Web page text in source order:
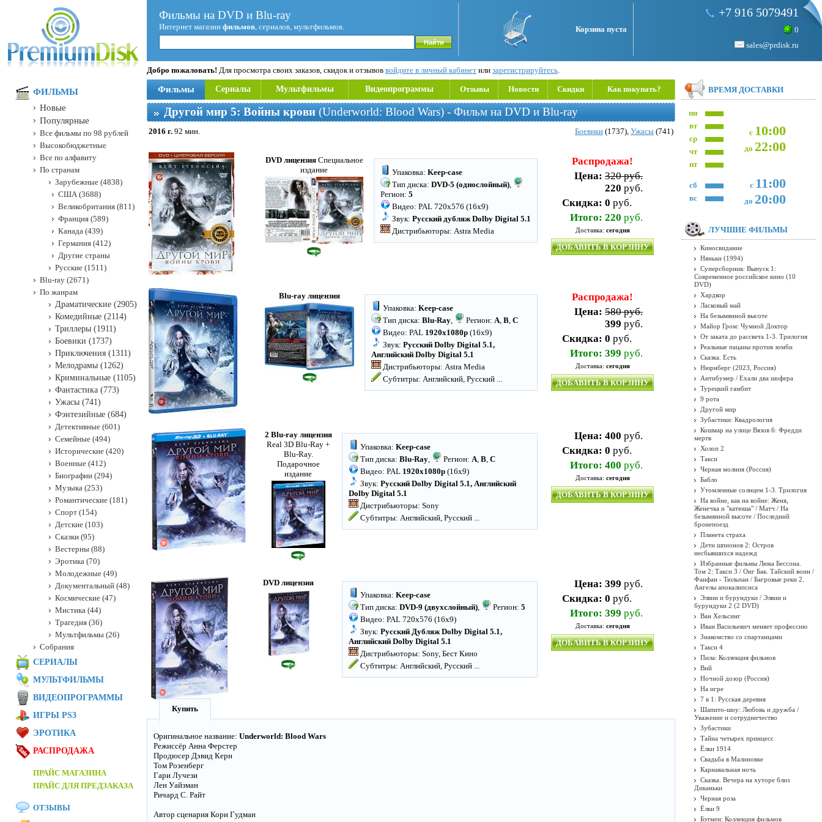
Фильмы на DVD и Blu-ray
Интернет магазин фильмов, сериалов, мультфильмов. Корзина пуста
+7 916 5079491
0
sales@prdisk.ru
Добро пожаловать! Для просмотра своих заказов, скидок и отзывов войдите в личный кабинет или зарегистрируйтесь.
Фильмы Сериалы Мультфильмы Видеопрограммы Отзывы Новости Скидки Как покупать?
Другой мир 5: Войны крови (Underworld: Blood Wars) - Фильм на DVD и Blu-ray
2016 г. 92 мин. Боевики (1737), Ужасы (741)
DVD лицензияСпециальное
издание
Упаковка: Keep-case
Тип диска: DVD-5 (однослойный),
Регион: 5
Видео: PAL 720x576 (16x9)
Звук: Русский дубляж Dolby Digital 5.1
Дистрибьюторы: Astra Media
Распродажа!
Цена: 320 руб.
220 руб.
Скидка: 0 руб.
Итого: 220 руб.
Доставка: сегодня
ДОБАВИТЬ В КОРЗИНУ
Blu-ray лицензия
Упаковка: Keep-case
Тип диска: Blu-Ray, Регион: A, B, C
Видео: PAL 1920x1080p (16x9)
Звук: Русский Dolby Digital 5.1,
Английский Dolby Digital 5.1
Дистрибьюторы: Astra Media
Субтитры: Английский, Русский ...
Распродажа!
Цена: 580 руб.
399 руб.
Скидка: 0 руб.
Итого: 399 руб.
Доставка: сегодня
ДОБАВИТЬ В КОРЗИНУ
2 Blu-ray лицензия
Real 3D Blu-Ray +
Blu-Ray.
Подарочное
издание
Упаковка: Keep-case
Тип диска: Blu-Ray, Регион: A, B, C
Видео: PAL 1920x1080p (16x9)
Звук: Русский Dolby Digital 5.1, Английский
Dolby Digital 5.1
Дистрибьюторы: Sony
Субтитры: Английский, Русский ...
Цена: 400 руб.
Скидка: 0 руб.
Итого: 400 руб.
Доставка: сегодня
ДОБАВИТЬ В КОРЗИНУ
DVD лицензия
Упаковка: Keep-case
Тип диска: DVD-9 (двухслойный), Регион: 5
Видео: PAL 720x576 (16x9)
Звук: Русский Дубляж Dolby Digital 5.1,
Английский Dolby Digital 5.1
Дистрибьюторы: Sony, Бест Кино
Субтитры: Английский, Русский ...
Цена: 399 руб.
Скидка: 0 руб.
Итого: 399 руб.
Доставка: сегодня
ДОБАВИТЬ В КОРЗИНУ
Купить
Оригинальное название: Underworld: Blood Wars
Режиссёр Анна Ферстер
Продюсер Дэвид Керн
Том Розенберг
Гари Лучези
Лен Уайзман
Ричард С. Райт
Автор сценария Кори Гудман
ФИЛЬМЫ
Новые
Популярные
Все фильмы по 98 рублей
Высокобюджетные
Все по алфавиту
По странам
Зарубежные (4838)
США (3688)
Великобритания (811)
Франция (589)
Канада (439)
Германия (412)
Другие страны
Русские (1511)
Blu-ray (2671)
По жанрам
Драматические (2905)
Комедийные (2114)
Триллеры (1911)
Боевики (1737)
Приключения (1311)
Мелодрамы (1262)
Криминальные (1105)
Фантастика (773)
Ужасы (741)
Фэнтезийные (684)
Детективные (601)
Семейные (494)
Исторические (420)
Военные (412)
Биографии (294)
Музыка (253)
Романтические (181)
Спорт (154)
Детские (103)
Сказки (95)
Вестерны (88)
Эротика (70)
Молодежные (49)
Документальный (48)
Космические (47)
Мистика (44)
Трагедия (36)
Мультфильмы (26)
Собрания
СЕРИАЛЫ
МУЛЬТФИЛЬМЫ
ВИДЕОПРОГРАММЫ
ИГРЫ PS3
ЭРОТИКА
РАСПРОДАЖА
ПРАЙС МАГАЗИНА
ПРАЙС ДЛЯ ПРЕДЗАКАЗА
ОТЗЫВЫ
ВРЕМЯ ДОСТАВКИ
пн
с 10:00
до 22:00
вт
ср
чт
пт
с 11:00
до 20:00
сб
вс
ЛУЧШИЕ ФИЛЬМЫ
Киносвидание
Няньки (1994)
Суперсборник: Выпуск 1:
Современное российское кино (10
DVD)
Хардкор
Ласковый май
На безымянной высоте
Майор Гром: Чумной Доктор
От заката до рассвета 1-3. Трилогия
Реальные пацаны против зомби
Сказка. Есть
Нюрнберг (2023, Россия)
Антибумер / Ехали два шофера
Турецкий гамбит
9 рота
Другой мир
Зубастики: Квадрология
Кошмар на улице Вязов 6: Фредди
мертв
Холоп 2
Такси
Черная молния (Россия)
Бабло
Утомленные солнцем 1-3. Трилогия
На войне, как на войне: Женя,
Женечка и "катюша" / Матч / На
безымянной высоте / Последний
бронепоезд
Планета страха
Дети шпионов 2: Остров
несбывшихся надежд
Избранные фильмы Люка Бессона.
Том 2: Такси 3 / Онг Бак. Тайский воин /
Фанфан - Тюльпан / Багровые реки 2.
Ангелы апокалипсиса
Элвин и бурундуки / Элвин и
бурундуки 2 (2 DVD)
Ван Хельсинг
Иван Васильевич меняет профессию
Знакомство со спартанцами
Такси 4
Пила: Коллекция фильмов
Вий
Ночной дозор (Россия)
На игре
7 в 1: Русская деревня
Шапито-шоу: Любовь и дружба /
Уважение и сотрудничество
Зубастики
Тайна четырех принцесс
Ёлки 1914
Свадьба в Малиновке
Карнавальная ночь
Сказка. Вечера на хуторе близ
Диканьки
Черная роза
Ёлки 9
Бэтмен: Коллекция фильмов